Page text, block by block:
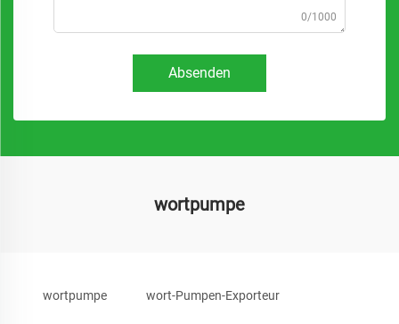
0/1000
Absenden
wortpumpe
wortpumpe wort-Pumpen-Exporteur